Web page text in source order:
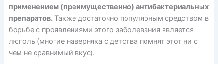
применением (преимущественно) антибактериальных
препаратов.Также достаточно популярным средством в
борьбе с проявлениями этого заболевания является
люголь (многие наверняка с детства помнят этот ни с
чем не сравнимый вкус).